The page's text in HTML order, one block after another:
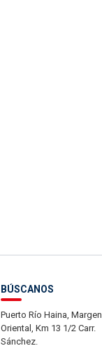
BÚSCANOS
Puerto Río Haina, Margen
Oriental, Km 13 1/2 Carr.
Sánchez.